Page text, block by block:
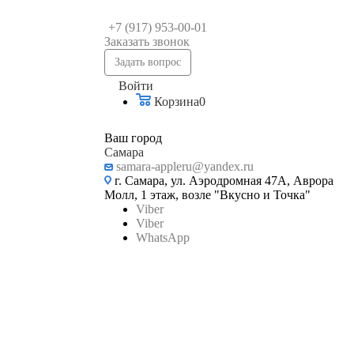
+7 (917) 953-00-01
Заказать звонок
Задать вопрос
Войти
Корзина0
Ваш город
Самара
samara-appleru@yandex.ru
г. Самара, ул. Аэродромная 47А, Аврора
Молл, 1 этаж, возле "Вкусно и Точка"
Viber
Viber
WhatsApp